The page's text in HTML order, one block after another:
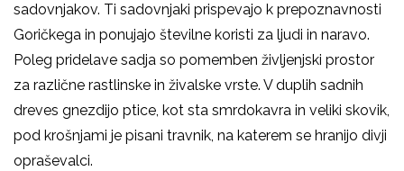
sadovnjakov. Ti sadovnjaki prispevajo k prepoznavnosti
Goričkega in ponujajo številne koristi za ljudi in naravo.
Poleg pridelave sadja so pomemben življenjski prostor
za različne rastlinske in živalske vrste. V duplih sadnih
dreves gnezdijo ptice, kot sta smrdokavra in veliki skovik,
pod krošnjami je pisani travnik, na katerem se hranijo divji
opraševalci.